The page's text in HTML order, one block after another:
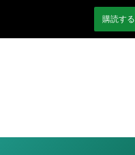
購読する